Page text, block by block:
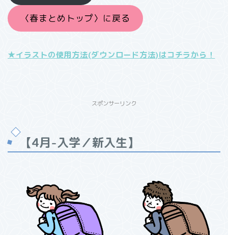
〈春まとめトップ〉に戻る
★イラストの使用方法(ダウンロード方法)はコチラから！
スポンサーリンク
【4月-入学／新入生】